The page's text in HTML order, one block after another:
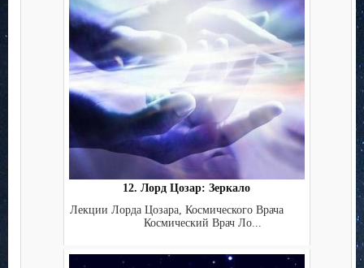
12. Лорд Цозар: Зеркало
Лекции Лорда Цозара, Космического Врача
Космический Врач Ло...